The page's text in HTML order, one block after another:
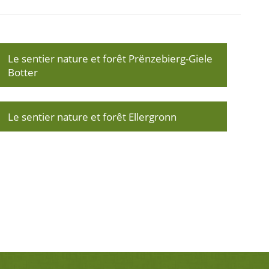
Le sentier nature et forêt Prënzebierg-Giele
Botter
Le sentier nature et forêt Ellergronn